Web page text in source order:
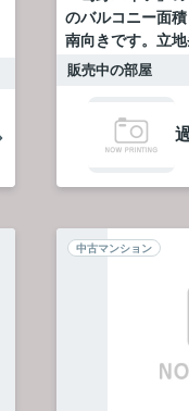
のバルコニー面
南向きです。立
販売中の部屋
中古マンション